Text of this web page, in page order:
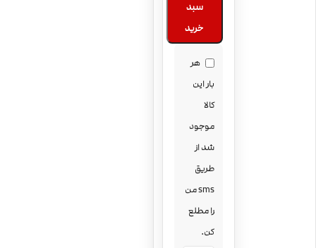
سبد
خرید
هر
بار این
کالا
موجود
شد از
طریق
sms من
را مطلع
کن.